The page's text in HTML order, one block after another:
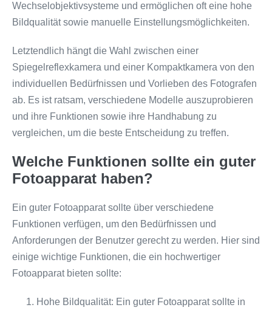
Wechselobjektivsysteme und ermöglichen oft eine hohe
Bildqualität sowie manuelle Einstellungsmöglichkeiten.
Letztendlich hängt die Wahl zwischen einer
Spiegelreflexkamera und einer Kompaktkamera von den
individuellen Bedürfnissen und Vorlieben des Fotografen
ab. Es ist ratsam, verschiedene Modelle auszuprobieren
und ihre Funktionen sowie ihre Handhabung zu
vergleichen, um die beste Entscheidung zu treffen.
Welche Funktionen sollte ein guter
Fotoapparat haben?
Ein guter Fotoapparat sollte über verschiedene
Funktionen verfügen, um den Bedürfnissen und
Anforderungen der Benutzer gerecht zu werden. Hier sind
einige wichtige Funktionen, die ein hochwertiger
Fotoapparat bieten sollte:
Hohe Bildqualität: Ein guter Fotoapparat sollte in